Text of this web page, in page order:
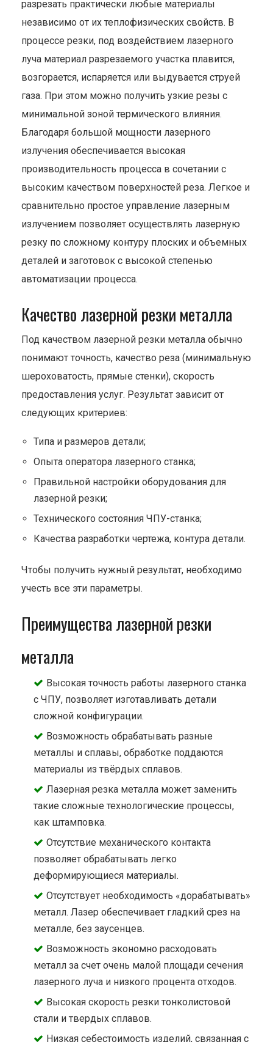
разрезать практически любые материалы
независимо от их теплофизических свойств. В
процессе резки, под воздействием лазерного
луча материал разрезаемого участка плавится,
возгорается, испаряется или выдувается струей
газа. При этом можно получить узкие резы с
минимальной зоной термического влияния.
Благодаря большой мощности лазерного
излучения обеспечивается высокая
производительность процесса в сочетании с
высоким качеством поверхностей реза. Легкое и
сравнительно простое управление лазерным
излучением позволяет осуществлять лазерную
резку по сложному контуру плоских и объемных
деталей и заготовок с высокой степенью
автоматизации процесса.
Качество лазерной резки металла
Под качеством лазерной резки металла обычно
понимают точность, качество реза (минимальную
шероховатость, прямые стенки), скорость
предоставления услуг. Результат зависит от
следующих критериев:
Типа и размеров детали;
Опыта оператора лазерного станка;
Правильной настройки оборудования для
лазерной резки;
Технического состояния ЧПУ-станка;
Качества разработки чертежа, контура детали.
Чтобы получить нужный результат, необходимо
учесть все эти параметры.
Преимущества лазерной резки
металла
Высокая точность работы лазерного станка
с ЧПУ, позволяет изготавливать детали
сложной конфигурации.
Возможность обрабатывать разные
металлы и сплавы, обработке поддаются
материалы из твёрдых сплавов.
Лазерная резка металла может заменить
такие сложные технологические процессы,
как штамповка.
Отсутствие механического контакта
позволяет обрабатывать легко
деформирующиеся материалы.
Отсутствует необходимость «дорабатывать»
металл. Лазер обеспечивает гладкий срез на
металле, без заусенцев.
Возможность экономно расходовать
металл за счет очень малой площади сечения
лазерного луча и низкого процента отходов.
Высокая скорость резки тонколистовой
стали и твердых сплавов.
Низкая себестоимость изделий, связанная с